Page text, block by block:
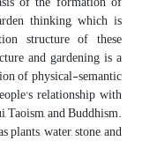
thinking, which is
structure of these
and gardening is a
of physical-semantic
relationship with
Taoism, and Buddhism.
water, stone, and